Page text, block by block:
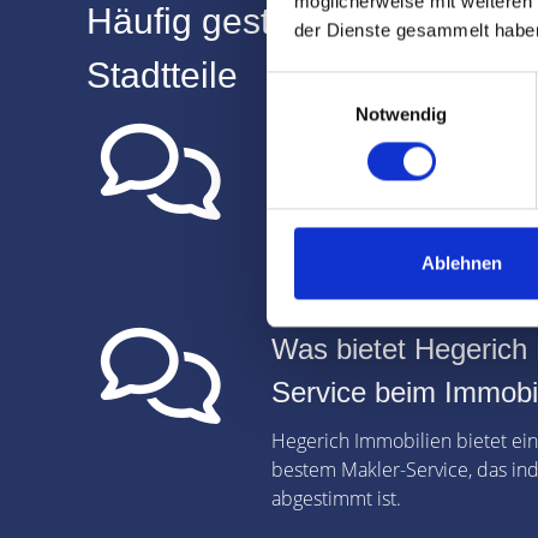
der Dienste gesammelt
Notwendig
Ablehnen
Häufig gestellte Fragen zu
Stadtteile
Wie lange ist
Hegerich Immobilien ist seit
Immobilienverkauf tätig und
Immobilienfirmen in 80333
Was bietet Hegerich
Service beim
Hegerich Immobilien bietet
bestem Makler-Service, das
abgestimmt ist.